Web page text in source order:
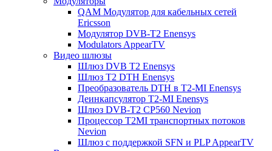
QAM Модулятор для кабельных сетей
Ericsson
Модулятор DVB-T2 Enensys
Modulators AppearTV
Видео шлюзы
Шлюз DVB T2 Enensys
Шлюз T2 DTH Enensys
Преобразователь DTH в T2-MI Enensys
Деинкапсулятор T2-MI Enensys
Шлюз DVB-T2 CP560 Nevion
Процессор T2MI транспортных потоков
Nevion
Шлюз с поддержкой SFN и PLP AppearTV